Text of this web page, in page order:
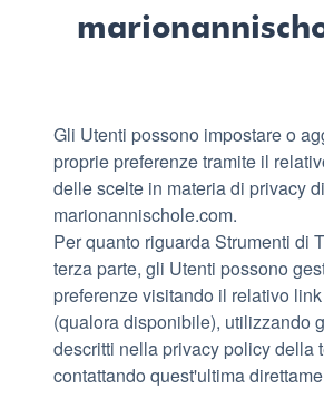
Gli Utenti possono impostare o
proprie preferenze tramite il
delle scelte in materia di privacy
marionannischole.com.
Per quanto riguarda Strumenti di
terza parte, gli Utenti possono
preferenze visitando il relativo
(qualora disponibile), utilizzando
descritti nella privacy policy della
contattando quest'ultima